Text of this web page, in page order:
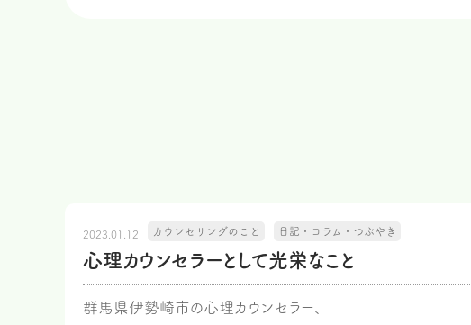
2023.01.12 カウンセリングのこと 日記・コラム・つぶやき
心理カウンセラーとして光栄なこと
群馬県伊勢崎市の心理カウンセラー、